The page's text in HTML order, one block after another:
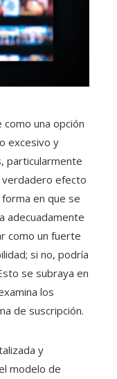
una opción
excesivo y
particularmente
verdadero efecto
en que se
adecuadamente
como un fuerte
si no, podría
se subraya en
los
de suscripción.
y
modelo de